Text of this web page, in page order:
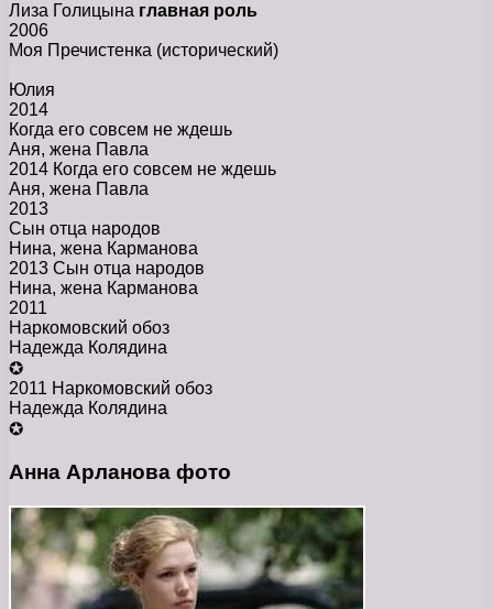
Лиза Голицына главная роль
2006
Моя Пречистенка (исторический)
Юлия
2014
Когда его совсем не ждешь
Аня, жена Павла
2014 Когда его совсем не ждешь
Аня, жена Павла
2013
Сын отца народов
Нина, жена Карманова
2013 Сын отца народов
Нина, жена Карманова
2011
Наркомовский обоз
Надежда Колядина
✪
2011 Наркомовский обоз
Надежда Колядина
✪
Анна Арланова фото